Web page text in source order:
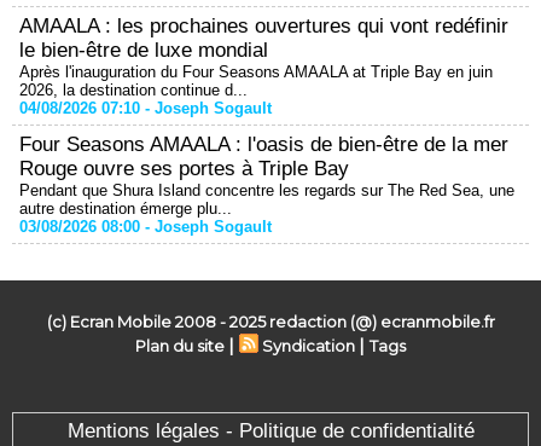
AMAALA : les prochaines ouvertures qui vont redéfinir
le bien-être de luxe mondial
Après l'inauguration du Four Seasons AMAALA at Triple Bay en juin
2026, la destination continue d...
04/08/2026 07:10 - Joseph Sogault
Four Seasons AMAALA : l'oasis de bien-être de la mer
Rouge ouvre ses portes à Triple Bay
Pendant que Shura Island concentre les regards sur The Red Sea, une
autre destination émerge plu...
03/08/2026 08:00 - Joseph Sogault
(c) Ecran Mobile 2008 - 2025 redaction (@) ecranmobile.fr
Plan du site | Syndication |Tags
Mentions légales - Politique de confidentialité